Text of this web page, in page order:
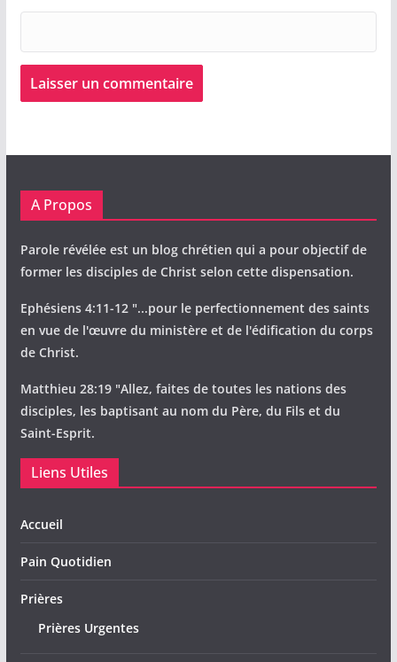
A Propos
Parole révélée est un blog chrétien qui a pour objectif de
former les disciples de Christ selon cette dispensation.
Ephésiens 4:11-12 "...pour le perfectionnement des saints
en vue de l'œuvre du ministère et de l'édification du corps
de Christ.
Matthieu 28:19 "Allez, faites de toutes les nations des
disciples, les baptisant au nom du Père, du Fils et du
Saint-Esprit.
Liens Utiles
Accueil
Pain Quotidien
Prières
Prières Urgentes